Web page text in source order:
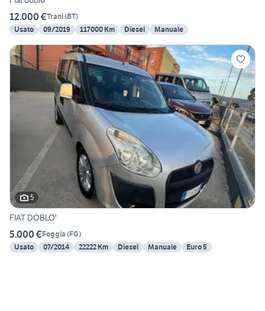
12.000 €Trani(BT)
Usato
09/2019 117000 Km Diesel Manuale
5
FIAT DOBLO'
5.000 €Foggia (FG)
Usato
07/2014 22222 Km Diesel Manuale Euro 5